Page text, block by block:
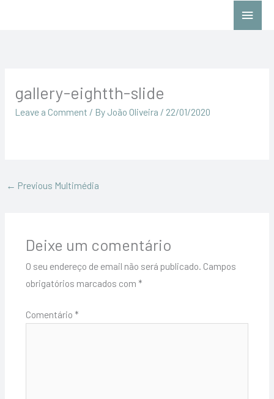
Main
gallery-eightth-slide
Leave a Comment / By João Oliveira / 22/01/2020
← Previous Multimédia
Deixe um comentário
O seu endereço de email não será publicado. Campos
obrigatórios marcados com *
Comentário *